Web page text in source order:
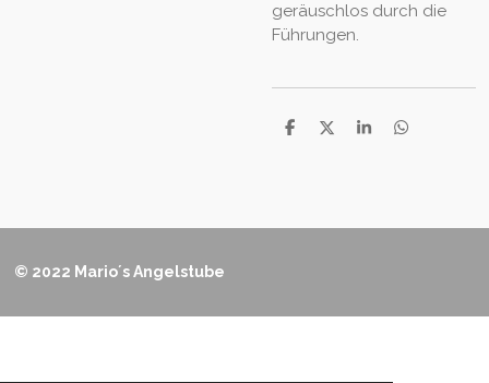
geräuschlos durch die
Führungen.
T
T
T
T
© 2022 Mario´s Angelstube